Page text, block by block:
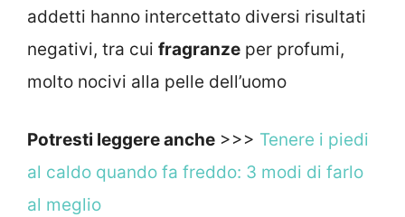
addetti hanno intercettato diversi risultati
negativi, tra cui fragranze per profumi,
molto nocivi alla pelle dell’uomo
Potresti leggere anche >>> Tenere i piedi
al caldo quando fa freddo: 3 modi di farlo
al meglio